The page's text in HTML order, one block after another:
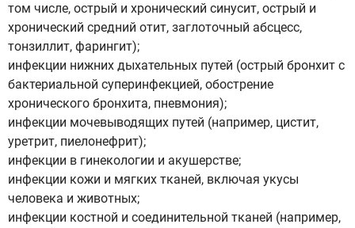
том числе, острый и хронический синусит, острый и
хронический средний отит, заглоточный абсцесс,
тонзиллит, фарингит);
инфекции нижних дыхательных путей (острый бронхит с
бактериальной суперинфекцией, обострение
хронического бронхита, пневмония);
инфекции мочевыводящих путей (например, цистит,
уретрит, пиелонефрит);
инфекции в гинекологии и акушерстве;
инфекции кожи и мягких тканей, включая укусы
человека и животных;
инфекции костной и соединительной тканей (например,